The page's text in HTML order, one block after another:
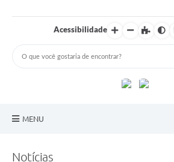
Acessibilidade
MENU
Notícias